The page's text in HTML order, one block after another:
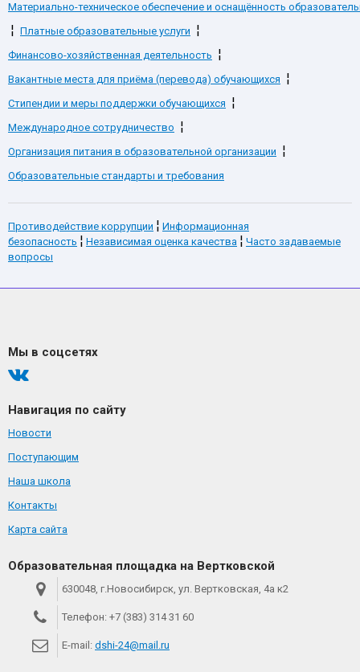
Материально-техническое обеспечение и оснащённость
¦ Платные образовательные услуги ¦
Финансово-хозяйственная деятельность ¦
Вакантные места для приёма (перевода) обучающихся ¦
Стипендии и меры поддержки обучающихся ¦
Международное сотрудничество ¦
Организация питания в образовательной организации ¦
Образовательные стандарты и требования
Противодействие коррупции ¦ Информационная
безопасность ¦ Независимая оценка качества ¦ Часто задаваемые
вопросы
Мы в соцсетях
Навигация по сайту
Новости
Поступающим
Наша школа
Контакты
Карта сайта
Образовательная площадка на Вертковской
630048, г.Новосибирск, ул. Вертковская, 4а к2
Телефон: +7 (383) 314 31 60
E-mail: dshi-24@mail.ru